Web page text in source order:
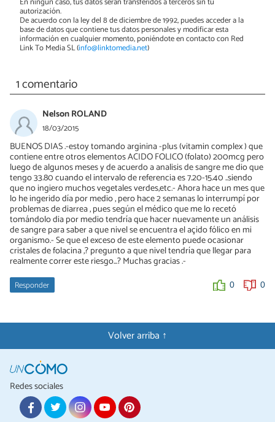
autorización.
De acuerdo con la ley del 8 de diciembre de 1992, puedes acceder a la
base de datos que contiene tus datos personales y modificar esta
información en cualquier momento, poniéndote en contacto con Red
Link To Media SL (info@linktomedia.net)
1 comentario
Nelson ROLAND
18/03/2015
BUENOS DIAS .-estoy tomando arginina -plus (vitamin complex ) que
contiene entre otros elementos ACIDO FOLICO (folato) 200mcg pero
luego de algunos meses y de acuerdo a analisis de sangre me dio que
tengo 33.80 cuando el intervalo de referencia es 7.20-15.40 ..siendo
que no ingiero muchos vegetales verdes,etc.- Ahora hace un mes que
lo he ingerido día por medio , pero hace 2 semanas lo interrumpí por
problemas de diarrea , pues según el médico que me lo recetó
tomándolo dia por medio tendría que hacer nuevamente un análisis
de sangre para saber a que nivel se encuentra el açido fólico en mi
organismo.- Se que el exceso de este elemento puede ocasionar
cristales de folacina ,? pregunto a que nivel tendría que llegar para
realmente correr este riesgo...? Muchas gracias .-
Responder 0 0
Volver arriba ↑
Redes sociales